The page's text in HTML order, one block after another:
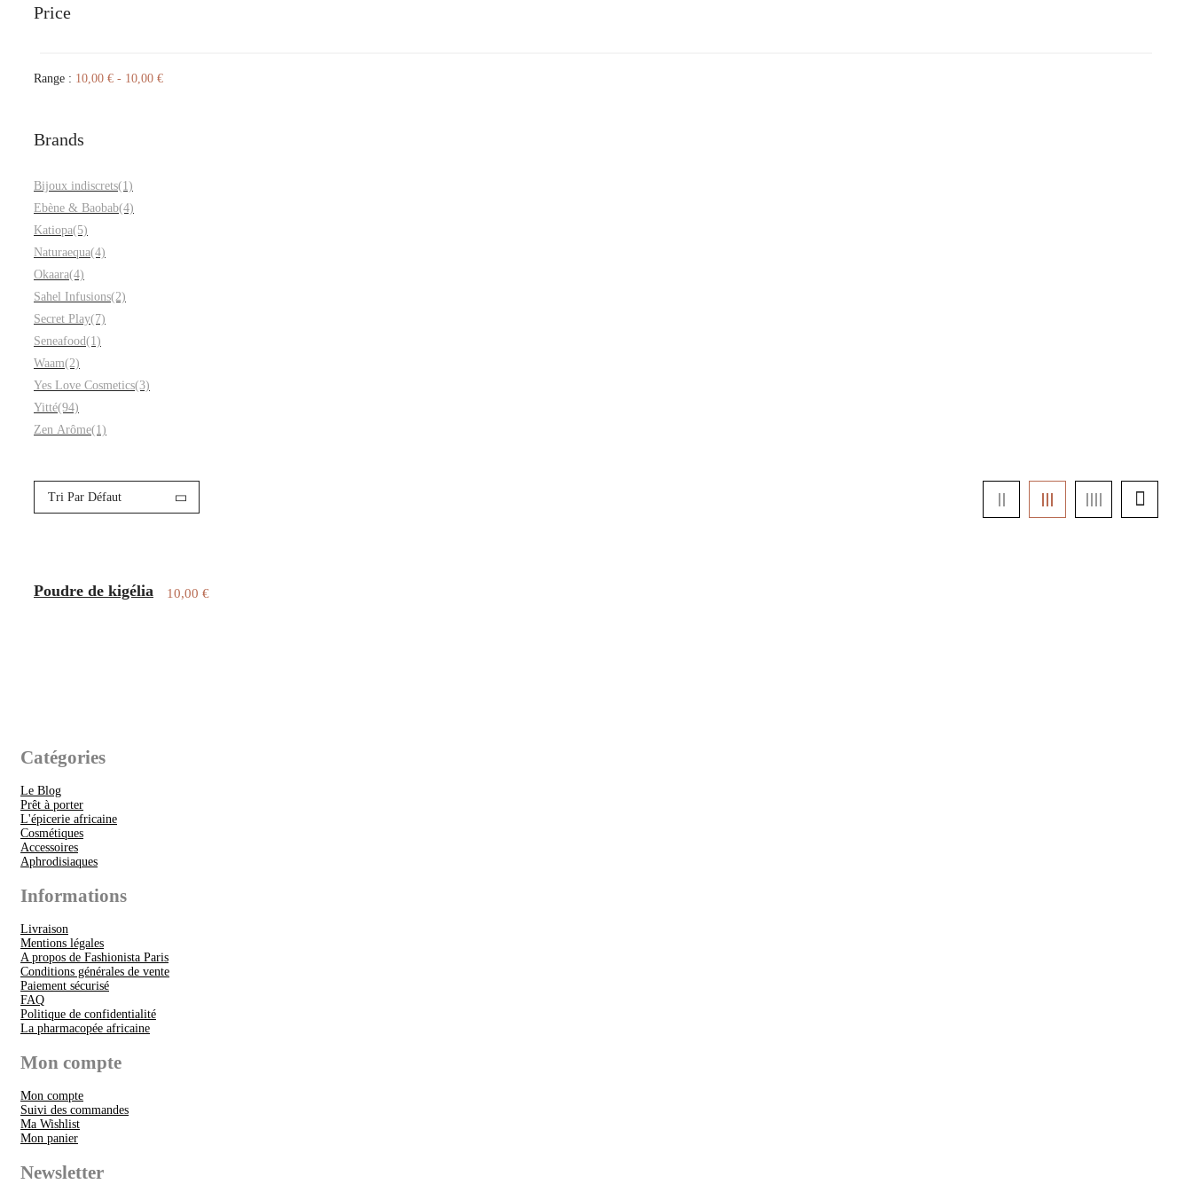
Price
Range : 10,00 € - 10,00 €
Brands
Bijoux indiscrets(1)
Ebène & Baobab(4)
Katiopa(5)
Naturaequa(4)
Okaara(4)
Sahel Infusions(2)
Secret Play(7)
Seneafood(1)
Waam(2)
Yes Love Cosmetics(3)
Yitté(94)
Zen Arôme(1)
Tri Par Défaut
Poudre de kigélia 10,00 €
Catégories
Le Blog
Prêt à porter
L'épicerie africaine
Cosmétiques
Accessoires
Aphrodisiaques
Informations
Livraison
Mentions légales
A propos de Fashionista Paris
Conditions générales de vente
Paiement sécurisé
FAQ
Politique de confidentialité
La pharmacopée africaine
Mon compte
Mon compte
Suivi des commandes
Ma Wishlist
Mon panier
Newsletter